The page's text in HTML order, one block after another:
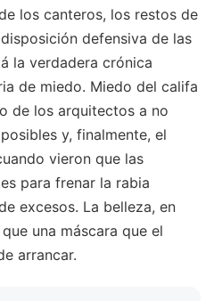
los canteros, los restos de
defensiva de las
la verdadera crónica
de miedo. Miedo del califa
de los arquitectos a no
y, finalmente, el
vieron que las
para frenar la rabia
excesos. La belleza, en
una máscara que el
arrancar.